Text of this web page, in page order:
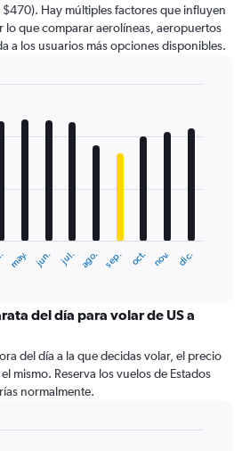
Hay múltiples factores que influyen
lo que comparar aerolíneas, aeropuertos
a los usuarios más opciones disponibles.
may. jun. jul. ago. sep. oct. nov. dic.
del día para volar de US a
del día a la que decidas volar, el precio
mismo. Reserva los vuelos de Estados
normalmente.